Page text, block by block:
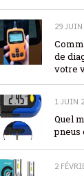
29
de
votre
1 JUIN
Quel
pneus
2